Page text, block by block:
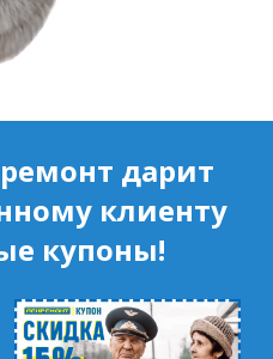
дарит
клиенту
купоны!